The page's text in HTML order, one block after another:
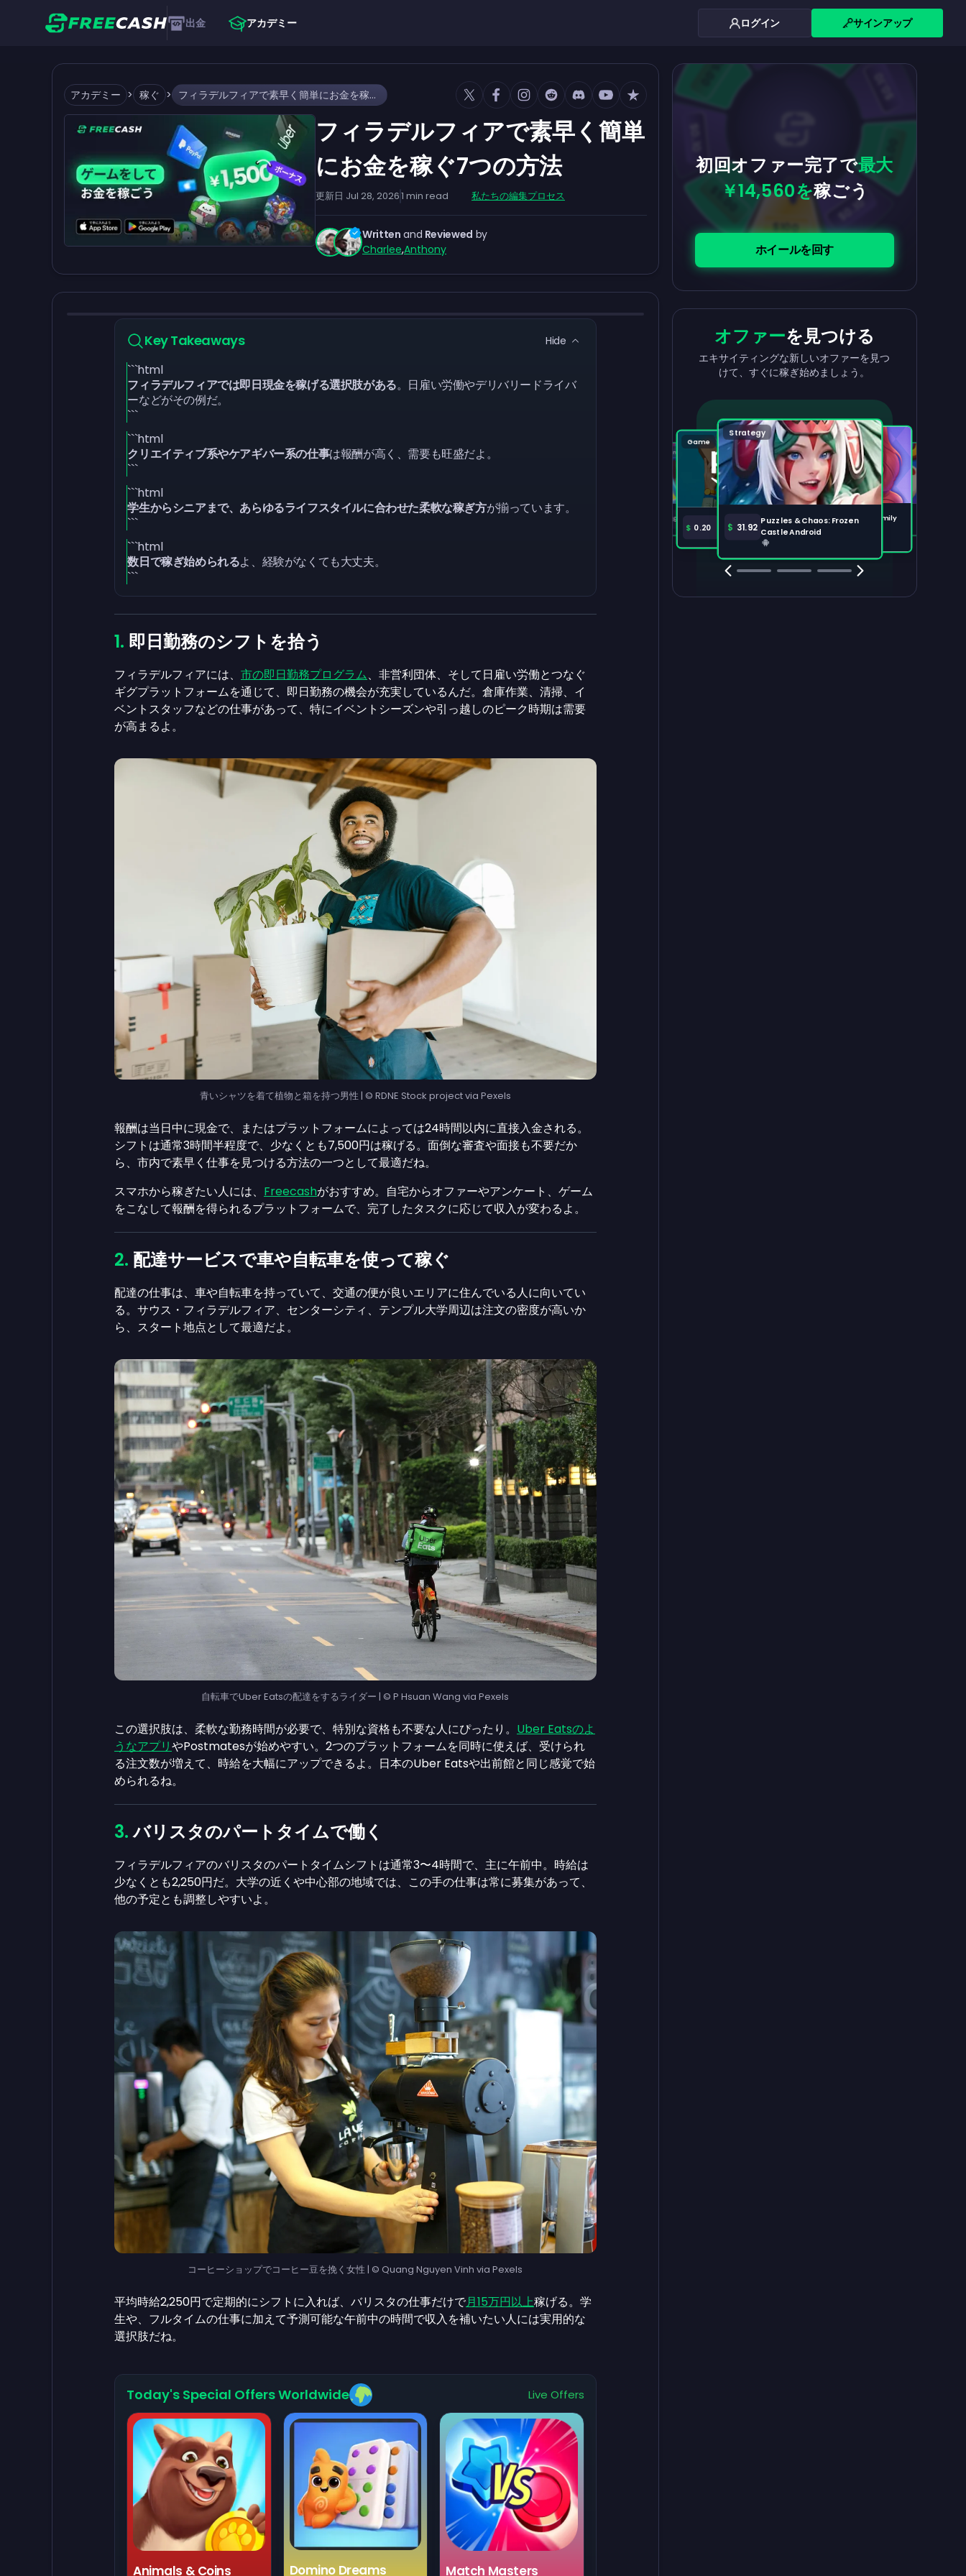
出金 アカデミー ログイン サインアップ
アカデミー > 稼ぐ > フィラデルフィアで素早く簡単にお金を稼ぐ7つの方法
フィラデルフィアで素早く簡単
にお金を稼ぐ7つの方法
更新日 Jul 28, 20261 min read 私たちの編集プロセス
Written and Reviewed by
Charlee,Anthony
Key Takeaways Hide
```html
フィラデルフィアでは即日現金を稼げる選択肢がある。日雇い労働やデリバリードライバ
ーなどがその例だ。
```
```html
クリエイティブ系やケアギバー系の仕事は報酬が高く、需要も旺盛だよ。
```
```html
学生からシニアまで、あらゆるライフスタイルに合わせた柔軟な稼ぎ方が揃っています。
```
```html
数日で稼ぎ始められるよ、経験がなくても大丈夫。
```
即日勤務のシフトを拾う
フィラデルフィアには、 市の即日勤務プログラム、非営利団体、そして日雇い労働とつなぐ
ギグプラットフォームを通じて、即日勤務の機会が充実しているんだ。倉庫作業、清掃、イ
ベントスタッフなどの仕事があって、特にイベントシーズンや引っ越しのピーク時期は需要
が高まるよ。
青いシャツを着て植物と箱を持つ男性 | © RDNE Stock project via Pexels
報酬は当日中に現金で、またはプラットフォームによっては24時間以内に直接入金される。
シフトは通常3時間半程度で、少なくとも7,500円は稼げる。面倒な審査や面接も不要だか
ら、市内で素早く仕事を見つける方法の一つとして最適だね。
スマホから稼ぎたい人には、 Freecashがおすすめ。自宅からオファーやアンケート、ゲーム
をこなして報酬を得られるプラットフォームで、完了したタスクに応じて収入が変わるよ。
配達サービスで車や自転車を使って稼ぐ
配達の仕事は、車や自転車を持っていて、交通の便が良いエリアに住んでいる人に向いてい
る。サウス・フィラデルフィア、センターシティ、テンプル大学周辺は注文の密度が高いか
ら、スタート地点として最適だよ。
自転車でUber Eatsの配達をするライダー | © P Hsuan Wang via Pexels
この選択肢は、柔軟な勤務時間が必要で、特別な資格も不要な人にぴったり。 Uber Eatsのよ
うなアプリやPostmatesが始めやすい。2つのプラットフォームを同時に使えば、受けられ
る注文数が増えて、時給を大幅にアップできるよ。日本のUber Eatsや出前館と同じ感覚で始
められるね。
バリスタのパートタイムで働く
フィラデルフィアのバリスタのパートタイムシフトは通常3〜4時間で、主に午前中。時給は
少なくとも2,250円だ。大学の近くや中心部の地域では、この手の仕事は常に募集があって、
他の予定とも調整しやすいよ。
コーヒーショップでコーヒー豆を挽く女性 | © Quang Nguyen Vinh via Pexels
平均時給2,250円で定期的にシフトに入れば、バリスタの仕事だけで月15万円以上稼げる。学
生や、フルタイムの仕事に加えて予測可能な午前中の時間で収入を補いたい人には実用的な
選択肢だね。
Today's Special Offers Worldwide Live Offers
Animals & Coins Domino Dreams Match Masters
初回オファー完了で最大
￥14,560を稼ごう
ホイールを回す
$100
$5.00
$5.00
$0.10 $5.00
$5.00
$0.10
オファーを見つける
エキサイティングな新しいオファーを見つ
けて、すぐに稼ぎ始めましょう。
Tabletop
$ 36.02 Bingo Dice iOS
Puzzle
$ 30.00Merge Help: Warm Family
Android
Strategy
$ 31.92 Puzzles & Chaos: Frozen
Castle Android
Game
$ 0.20 Amazon Prime
Game
36.97
報酬を獲得
タスクを完了して、残高が増えるのを見
守りましょう。
100,000
注目のオファー すべて表示
Clash Royale
収益を 出金
収益を素早く簡単に引き出せます。